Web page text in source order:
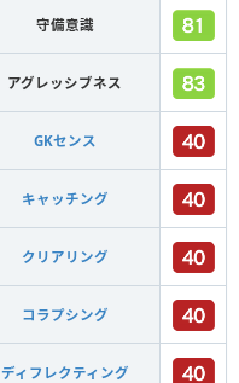
守備意識
アグレッシブネス
GKセンス
キャッチング
クリアリング
コラプシング
ディフレクティング